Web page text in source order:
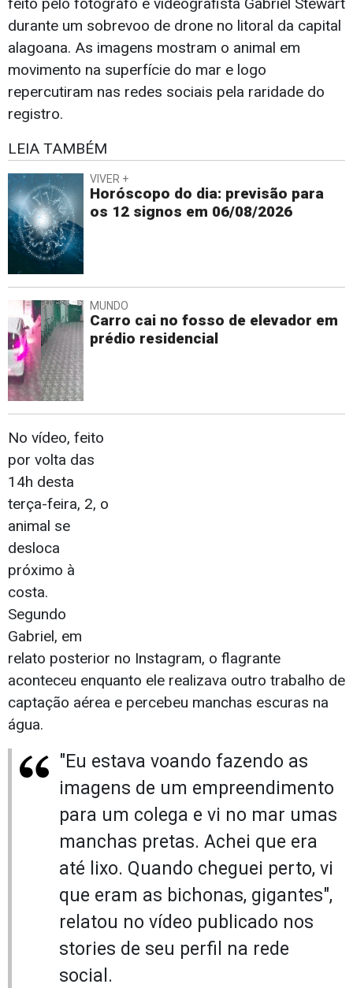
feito pelo fotógrafo e videografista Gabriel Stewart
durante um sobrevoo de drone no litoral da capital
alagoana. As imagens mostram o animal em
movimento na superfície do mar e logo
repercutiram nas redes sociais pela raridade do
registro.
LEIA TAMBÉM
VIVER +
Horóscopo do dia: previsão para
os 12 signos em 06/08/2026
MUNDO
Carro cai no fosso de elevador em
prédio residencial
No vídeo, feito
por volta das
14h desta
terça-feira, 2, o
animal se
desloca
próximo à
costa.
Segundo
Gabriel, em
relato posterior no Instagram, o flagrante
aconteceu enquanto ele realizava outro trabalho de
captação aérea e percebeu manchas escuras na
água.
"Eu estava voando fazendo as
imagens de um empreendimento
para um colega e vi no mar umas
manchas pretas. Achei que era
até lixo. Quando cheguei perto, vi
que eram as bichonas, gigantes",
relatou no vídeo publicado nos
stories de seu perfil na rede
social.